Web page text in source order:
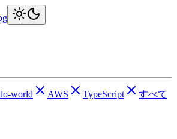
world AWS TypeScript
すべて